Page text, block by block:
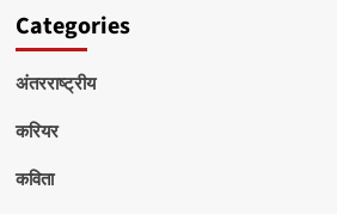
Categories
अंतरराष्ट्रीय
करियर
कविता